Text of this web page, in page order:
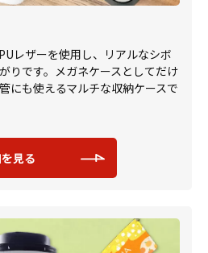
レザーを使用し、リアルなシボ
りです。メガネケースとしてだけ
にも使えるマルチな収納ケースで
見る